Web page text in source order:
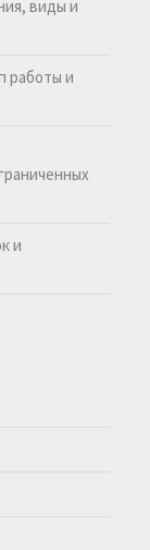
виды и
работы и
и